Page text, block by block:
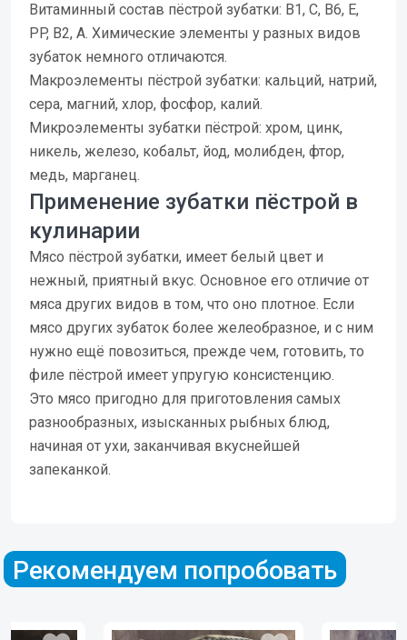
Витаминный состав пёстрой зубатки: B1, C, B6, E,
PP, B2, A. Химические элементы у разных видов
зубаток немного отличаются.
Макроэлементы пёстрой зубатки: кальций, натрий,
сера, магний, хлор, фосфор, калий.
Микроэлементы зубатки пёстрой: хром, цинк,
никель, железо, кобальт, йод, молибден, фтор,
медь, марганец.
Применение зубатки пёстрой в
кулинарии
Мясо пёстрой зубатки, имеет белый цвет и
нежный, приятный вкус. Основное его отличие от
мяса других видов в том, что оно плотное. Если
мясо других зубаток более желеобразное, и с ним
нужно ещё повозиться, прежде чем, готовить, то
филе пёстрой имеет упругую консистенцию.
Это мясо пригодно для приготовления самых
разнообразных, изысканных рыбных блюд,
начиная от ухи, заканчивая вкуснейшей
запеканкой.
Рекомендуем попробовать